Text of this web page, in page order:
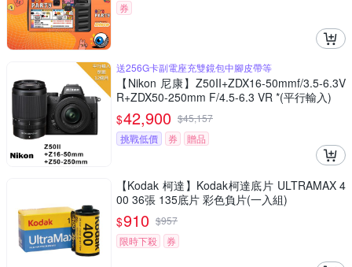
券
送256G卡副電座充雙鏡包中腳皮帶等
【Nikon 尼康】Z50II+ZDX16-50mmf/3.5-6.3V
R+ZDX50-250mm F/4.5-6.3 VR *(平行輸入)
$42,900 $45,157
挑戰低價
券 贈品
【Kodak 柯達】Kodak柯達底片 ULTRAMAX 4
00 36張 135底片 彩色負片(一入組)
$910 $957
限時下殺
券